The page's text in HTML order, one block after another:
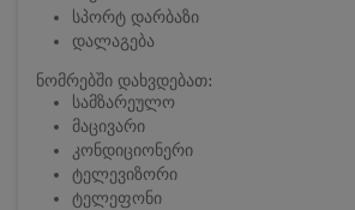
სპორტ დარბაზი
დალაგება
ნომრებში დახვდებათ:
სამზარეულო
მაცივარი
კონდიციონერი
ტელევიზორი
ტელეფონი